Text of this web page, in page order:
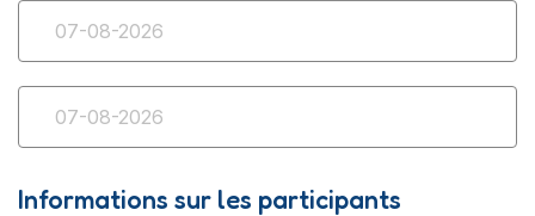
Informations sur les participants